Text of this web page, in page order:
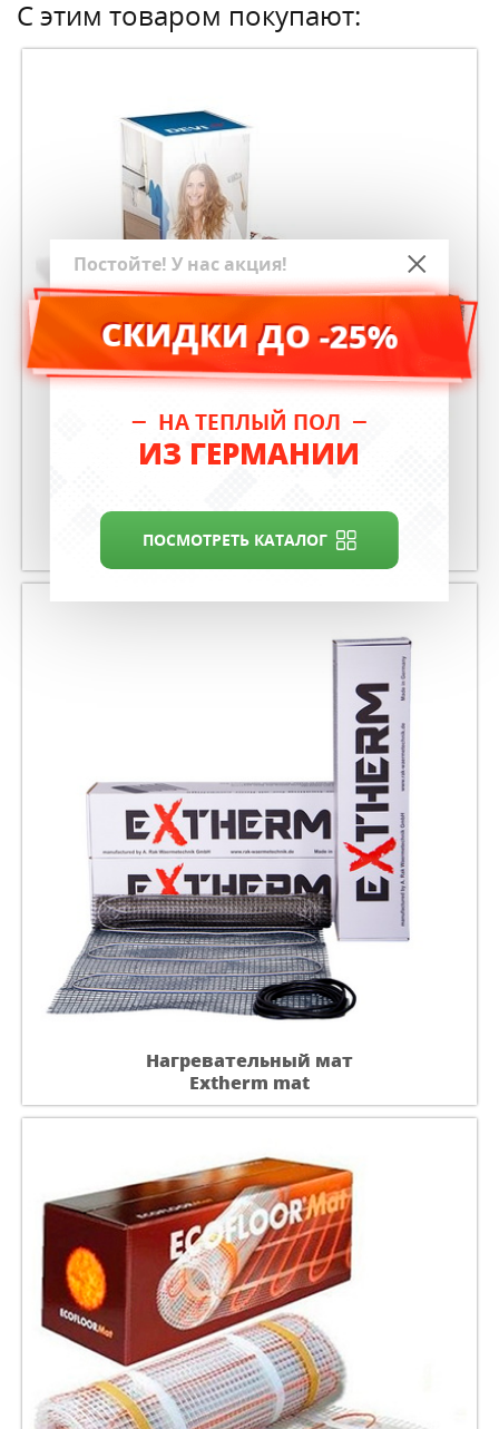
С этим товаром покупают:
Нагревательный мат
DEVI mat
Нагревательный мат
Extherm mat
Постойте! У нас акция!
СКИДКИ ДО -25%
НА ТЕПЛЫЙ ПОЛ
ИЗ ГЕРМАНИИ
ПОСМОТРЕТЬ КАТАЛОГ